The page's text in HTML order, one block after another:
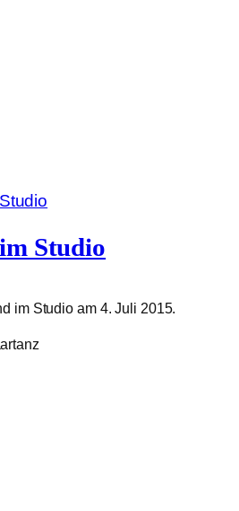
Studio
im Studio am 4. Juli 2015.